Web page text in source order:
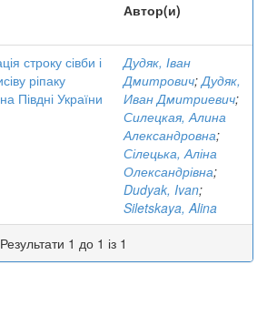
Автор(и)
строку сівби і
ріпаку
Півдні України
Дудяк, Іван
Дмитрович;Дудяк,
Иван Дмитриевич;
Силецкая, Алина
Александровна;
Сілецька, Аліна
Олександрівна;
Dudyak, Ivan;
Siletskaya, Alina
Результати 1 до 1 із 1